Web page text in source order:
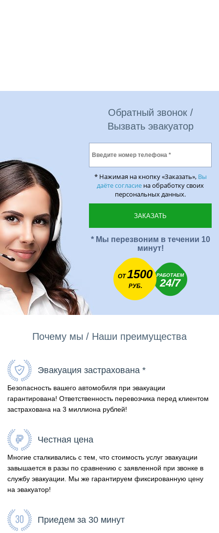
Обратный звонок /
Вызвать эвакуатор
* Нажимая на кнопку «Заказать», Вы
даёте согласие на обработку своих
персональных данных.
* Мы перезвоним в течении 10
минут!
ОТ1500
РУБ.
РАБОТАЕМ
24/7
Почему мы / Наши преимущества
Эвакуация застрахована *
Безопасность вашего автомобиля при эвакуации
гарантирована! Ответственность перевозчика перед клиентом
застрахована на 3 миллиона рублей!
Честная цена
Многие сталкивались с тем, что стоимость услуг эвакуации
завышается в разы по сравнению с заявленной при звонке в
службу эвакуации. Мы же гарантируем фиксированную цену
на эвакуатор!
Приедем за 30 минут